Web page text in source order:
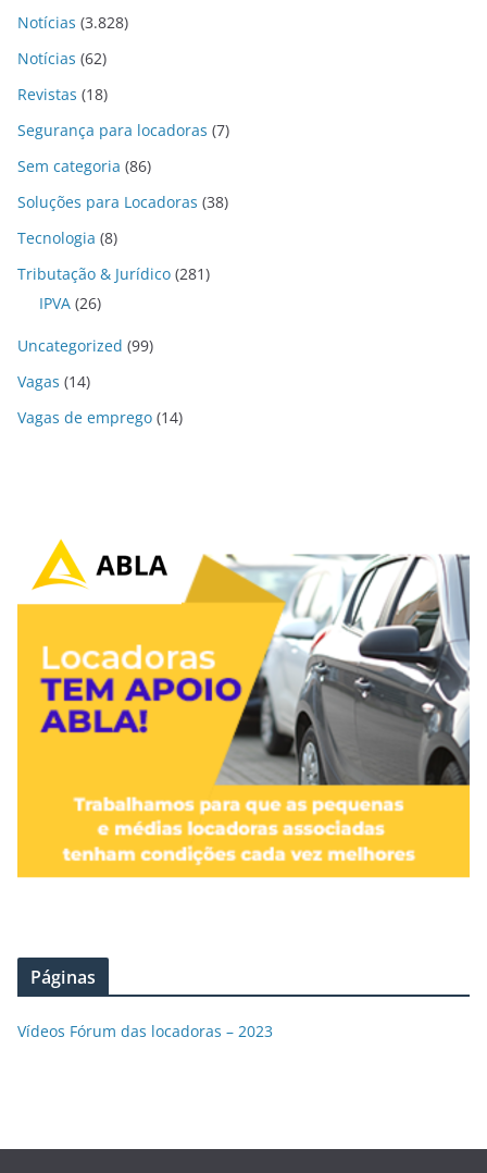
Notícias (3.828)
Notícias (62)
Revistas (18)
Segurança para locadoras (7)
Sem categoria (86)
Soluções para Locadoras (38)
Tecnologia (8)
Tributação & Jurídico (281)
IPVA (26)
Uncategorized (99)
Vagas (14)
Vagas de emprego (14)
Páginas
Vídeos Fórum das locadoras – 2023